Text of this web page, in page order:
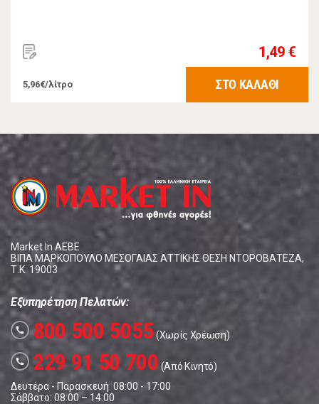
1,49 €
5,96€/λίτρο ΣΤΟ ΚΑΛΑΘΙ
Market In ΑΕΒΕ
ΒΙΠΑ ΜΑΡΚΟΠΟΥΛΟ ΜΕΣΟΓΑΙΑΣ ΑΤΤΙΚΗΣ ΘΕΣΗ ΝΤΟΡΟΒΑΤΕΖΑ,
Τ.Κ. 19003
Εξυπηρέτηση Πελατών:
call 800 500 5055(Χωρίς Χρέωση)
call 229 91 50 700 (Από Κινητό)
Δευτέρα - Παρασκευή: 08:00 - 17:00
Σάββατο: 08:00 – 14:00